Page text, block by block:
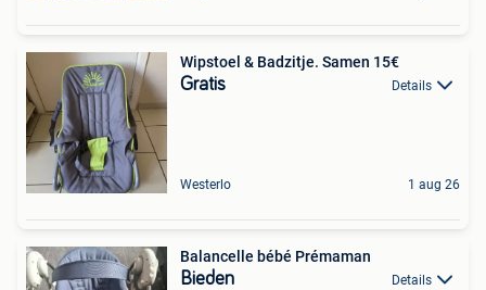
Wipstoel & Badzitje. Samen 15€
Gratis Details
Westerlo 1 aug 26
Balancelle bébé Prémaman
Bieden Details